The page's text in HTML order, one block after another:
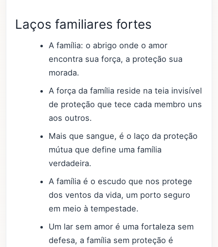
Laços familiares fortes
A família: o abrigo onde o amor
encontra sua força, a proteção sua
morada.
A força da família reside na teia invisível
de proteção que tece cada membro uns
aos outros.
Mais que sangue, é o laço da proteção
mútua que define uma família
verdadeira.
A família é o escudo que nos protege
dos ventos da vida, um porto seguro
em meio à tempestade.
Um lar sem amor é uma fortaleza sem
defesa, a família sem proteção é